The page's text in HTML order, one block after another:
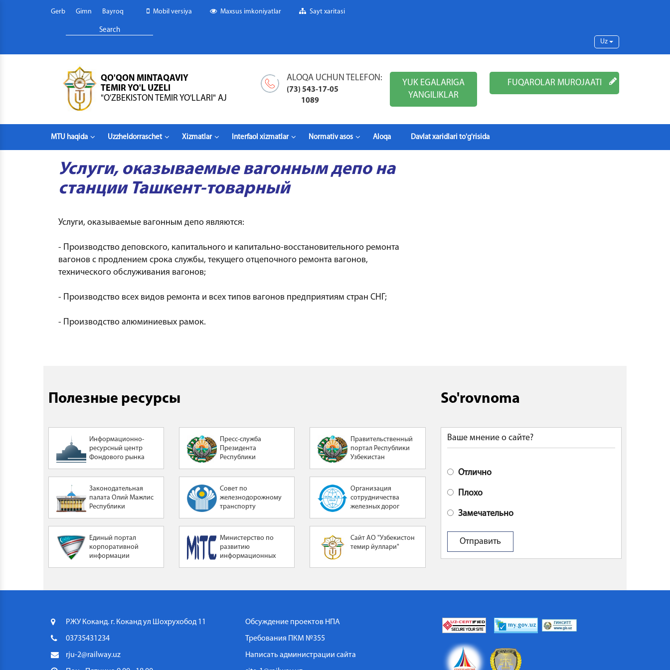
Gerb Gimn Bayroq Mobil versiya Maxsus imkoniyatlar Sayt xaritasi
Uz
QO'QON MINTAQAVIY
TEMIR YO'L UZELI
"O'ZBEKISTON TEMIR YO'LLARI" AJ
FUQAROLAR MUROJAATI
YUK EGALARIGA
YANGILIKLAR
ALOQA UCHUN TELEFON:
(73) 543-17-05
1089
MTU haqida Uzzheldorraschet Xizmatlar Interfaol xizmatlar Normativ asos Aloqa Davlat xaridlari to'g'risida
Услуги, оказываемые вагонным депо на
станции Ташкент-товарный
Услуги, оказываемые вагонным депо являются:
- Производство деповского, капитального и капитально-восстановительного ремонта
вагонов с продлением срока службы, текущего отцепочного ремонта вагонов,
технического обслуживания вагонов;
- Производство всех видов ремонта и всех типов вагонов предприятиям стран СНГ;
- Производство алюминиевых рамок.
Полезные ресурсы
Информационно-
ресурсный центр
Фондового рынка
Пресс-служба
Президента
Республики
Правительственный
портал Республики
Узбекистан
Законодательная
палата Олий Мажлис
Республики
Совет по
железнодорожному
транспорту
Организация
сотрудничества
железных дорог
Единый портал
корпоративной
информации
Министерство по
развитию
информационных
Узбекистан
Сайт АО "Узбекистон
темир йуллари"
So'rovnoma
Ваше мнение о сайте?
Отлично
Плохо
Замечательно
РЖУ Коканд. г. Коканд ул Шохрухобод 11
03735431234
rju-2@railway.uz
Обсуждение проектов НПА
Требования ПКМ №355
Написать администрации сайта